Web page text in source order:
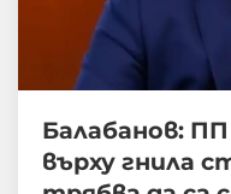
Балабанов:
върху гнила